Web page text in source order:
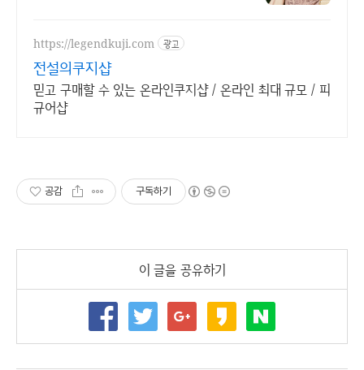
https://legendkuji.com 광고
전설의쿠지샵
믿고 구매할 수 있는 온라인쿠지샵 / 온라인 최대 규모 / 피
규어샵
공감 구독하기
이 글을 공유하기